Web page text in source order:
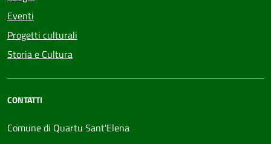
Eventi
Progetti culturali
Storia e Cultura
CONTATTI
Comune di Quartu Sant'Elena